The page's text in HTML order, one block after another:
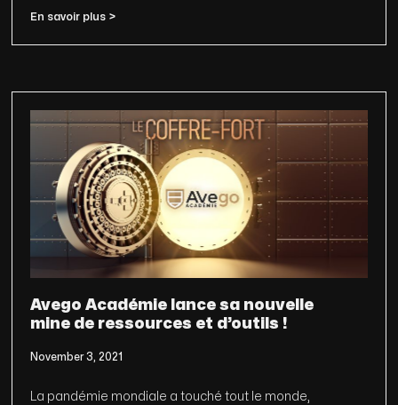
En savoir plus >
Avego Académie lance sa nouvelle
mine de ressources et d’outils !
November 3, 2021
La pandémie mondiale a touché tout le monde,